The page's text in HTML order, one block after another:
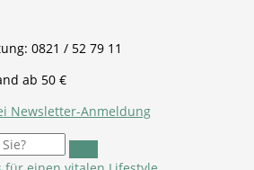
0821 / 52 79 11
ab 50 €
Newsletter-Anmeldung